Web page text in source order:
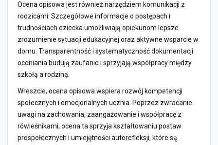
Ocena opisowa jest również narzędziem komunikacji z
rodzicami. Szczegółowe informacje o postępach i
trudnościach dziecka umożliwiają opiekunom lepsze
zrozumienie sytuacji edukacyjnej oraz aktywne wsparcie w
domu. Transparentność i systematyczność dokumentacji
oceniania budują zaufanie i sprzyjają współpracy między
szkołą a rodziną.
Wreszcie, ocena opisowa wspiera rozwój kompetencji
społecznych i emocjonalnych ucznia. Poprzez zwracanie
uwagi na zachowania, zaangażowanie i współpracę z
rówieśnikami, ocena ta sprzyja kształtowaniu postaw
prospołecznych i umiejętności autorefleksji, które są